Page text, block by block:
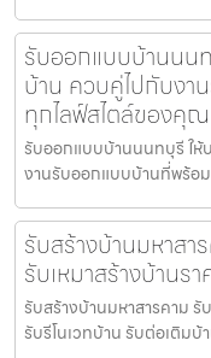
รับออกแบบบ้านนน
บ้าน ควบคู่ไปกับง
ทุกไลฟ์สไตล์ของคุ
รับออกแบบบ้านนนทบุรี ให้
งานรับออกแบบบ้านที่พร้อ
รับสร้างบ้านมหาส
รับเหมาสร้างบ้านร
รับสร้างบ้านมหาสารคาม รั
รับรีโนเวทบ้าน รับต่อเติม